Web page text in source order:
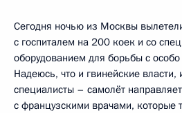
Сегодня ночью из Москвы
с госпиталем на 200 коек и со
оборудованием для борьбы с
Надеюсь, что и гвинейские власти,
специалисты – самолёт
с французскими врачами, которые